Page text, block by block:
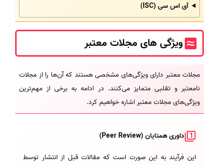
آی اس سی (ISC)
ویژگی های مجلات معتبر
مجلات معتبر دارای ویژگی‌های مشخصی هستند که آن‌ها را از مجلات
نامعتبر و تقلبی متمایز می‌کنند. در ادامه به برخی از مهم‌ترین
ویژگی‌های مجلات معتبر اشاره خواهیم کرد.
داوری همتایان (Peer Review)
این فرآیند به این صورت است که مقالات قبل از انتشار توسط